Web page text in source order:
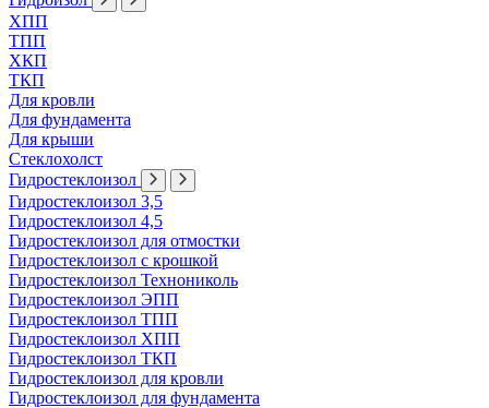
ХПП
ТПП
ХКП
ТКП
Для кровли
Для фундамента
Для крыши
Стеклохолст
Гидростеклоизол
Гидростеклоизол 3,5
Гидростеклоизол 4,5
Гидростеклоизол для отмостки
Гидростеклоизол с крошкой
Гидростеклоизол Технониколь
Гидростеклоизол ЭПП
Гидростеклоизол ТПП
Гидростеклоизол ХПП
Гидростеклоизол ТКП
Гидростеклоизол для кровли
Гидростеклоизол для фундамента